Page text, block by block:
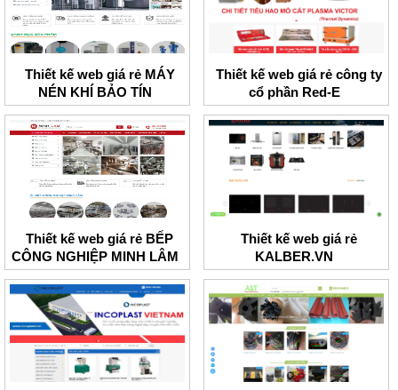
Thiết kế web giá rẻ MÁY
NÉN KHÍ BẢO TÍN
Thiết kế web giá rẻ công ty
cổ phần Red-E
Thiết kế web giá rẻ BẾP
CÔNG NGHIỆP MINH LÂM
Thiết kế web giá rẻ
KALBER.VN